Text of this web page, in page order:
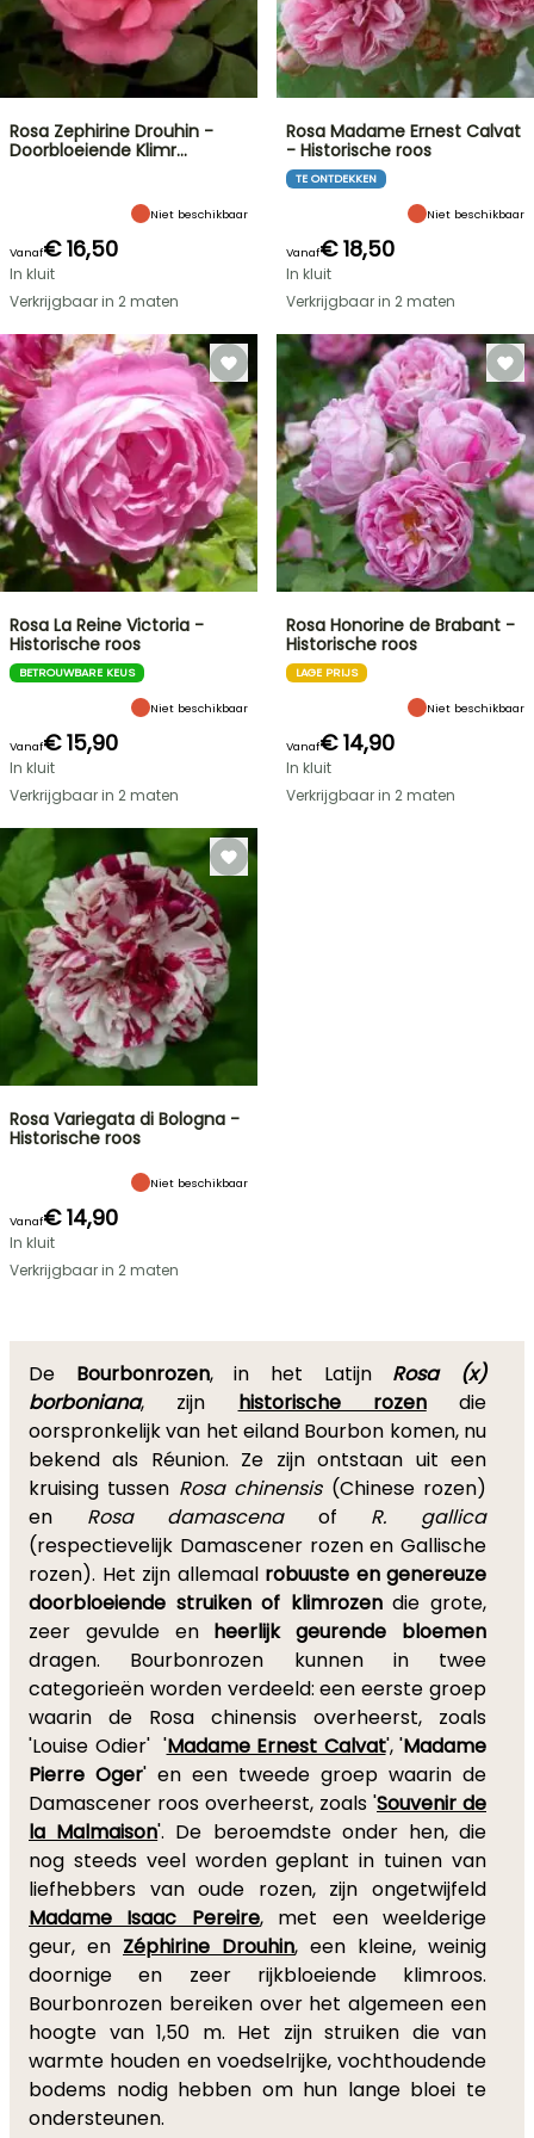
Rosa Zephirine Drouhin -
Doorbloeiende Klimr…
Niet beschikbaar
Vanaf€ 16,50
In kluit
Verkrijgbaar in 2 maten
Rosa Madame Ernest Calvat
- Historische roos
TE ONTDEKKEN
Niet beschikbaar
Vanaf€ 18,50
In kluit
Verkrijgbaar in 2 maten
Rosa La Reine Victoria -
Historische roos
BETROUWBARE KEUS
Niet beschikbaar
Vanaf€ 15,90
In kluit
Verkrijgbaar in 2 maten
Rosa Honorine de Brabant -
Historische roos
LAGE PRIJS
Niet beschikbaar
Vanaf€ 14,90
In kluit
Verkrijgbaar in 2 maten
Rosa Variegata di Bologna -
Historische roos
Niet beschikbaar
Vanaf€ 14,90
In kluit
Verkrijgbaar in 2 maten
De Bourbonrozen, in het Latijn Rosa (x)
borboniana, zijn historische rozendie
oorspronkelijk van het eiland Bourbon komen, nu
bekend als Réunion. Ze zijn ontstaan uit een
kruising tussen Rosa chinensis(Chinese rozen)
en Rosa damascenaof R. gallica
(respectievelijk Damascener rozen en Gallische
rozen). Het zijn allemaal robuuste en genereuze
doorbloeiende struiken of klimrozendie grote,
zeer gevulde en heerlijk geurende bloemen
dragen. Bourbonrozen kunnen in twee
categorieën worden verdeeld: een eerste groep
waarin de Rosa chinensis overheerst, zoals
'Louise Odier' 'Madame Ernest Calvat', 'Madame
Pierre Oger' en een tweede groep waarin de
Damascener roos overheerst, zoals 'Souvenir de
la Malmaison'. De beroemdste onder hen, die
nog steeds veel worden geplant in tuinen van
liefhebbers van oude rozen, zijn ongetwijfeld
Madame Isaac Pereire, met een weelderige
geur, en Zéphirine Drouhin, een kleine, weinig
doornige en zeer rijkbloeiende klimroos.
Bourbonrozen bereiken over het algemeen een
hoogte van 1,50 m. Het zijn struiken die van
warmte houden en voedselrijke, vochthoudende
bodems nodig hebben om hun lange bloei te
ondersteunen.